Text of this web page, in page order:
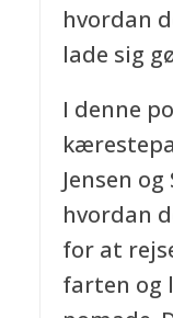
hvordan
lade sig
I denne
Jensen
hvordan
for at
farten og